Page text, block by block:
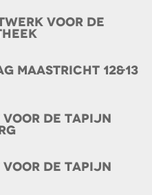
voor de
Maastricht 12&13
de Tapijn
de Tapijn